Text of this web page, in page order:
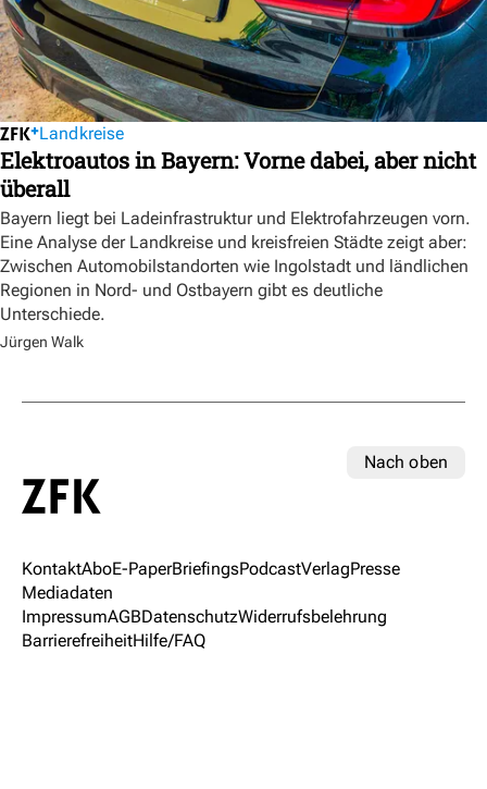
Landkreise
Elektroautos in Bayern: Vorne dabei, aber nicht
überall
Bayern liegt bei Ladeinfrastruktur und Elektrofahrzeugen vorn.
Eine Analyse der Landkreise und kreisfreien Städte zeigt aber:
Zwischen Automobilstandorten wie Ingolstadt und ländlichen
Regionen in Nord- und Ostbayern gibt es deutliche
Unterschiede.
Jürgen Walk
Nach oben
KontaktAboE-PaperBriefingsPodcastVerlagPresse
Mediadaten
ImpressumAGBDatenschutzWiderrufsbelehrung
BarrierefreiheitHilfe/FAQ